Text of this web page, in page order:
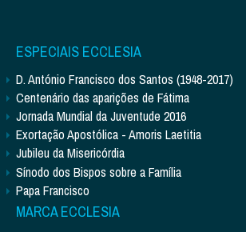
ESPECIAIS ECCLESIA
D. António Francisco dos Santos (1948-2017)
Centenário das aparições de Fátima
Jornada Mundial da Juventude 2016
Exortação Apostólica - Amoris Laetitia
Jubileu da Misericórdia
Sínodo dos Bispos sobre a Família
Papa Francisco
MARCA ECCLESIA